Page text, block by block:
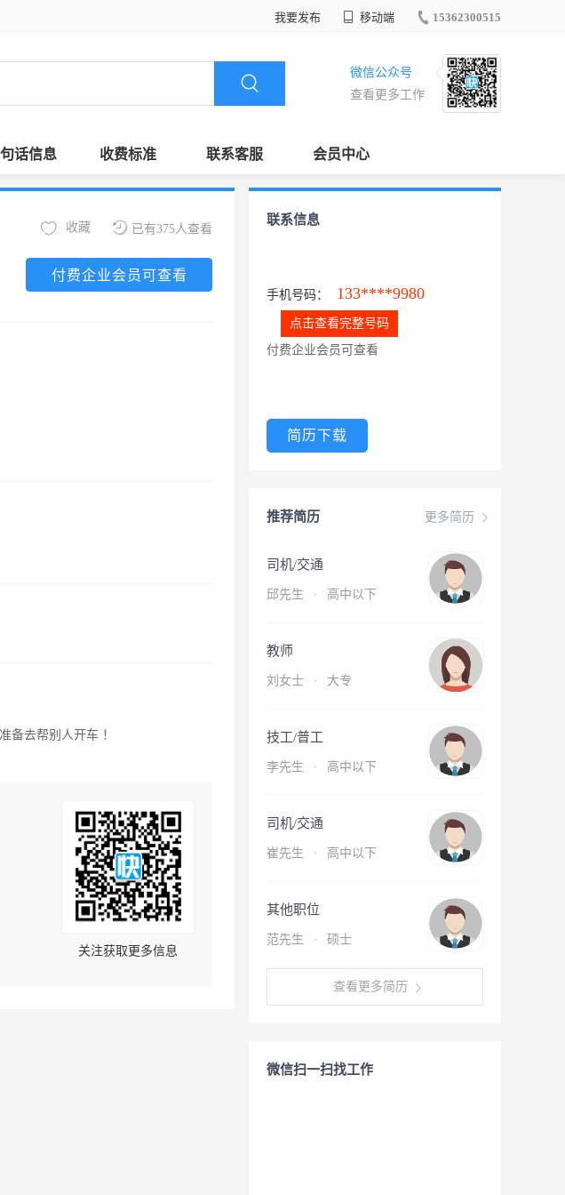
我要发布 移动端 15362300515
微信公众号
查看更多工作
话信息 收费标准 联系客服 会员中心
已有375人查看
收藏
付费企业会员可查看
备去帮别人开车 ！
关注获取更多信息
联系信息
手机号码： 133****9980
点击查看完整号码
付费企业会员可查看
简历下载
更多简历
推荐简历
司机/交通
邱先生 · 高中以下
教师
刘女士 · 大专
技工/普工
李先生 · 高中以下
司机/交通
崔先生 · 高中以下
其他职位
范先生 · 硕士
查看更多简历
微信扫一扫找工作